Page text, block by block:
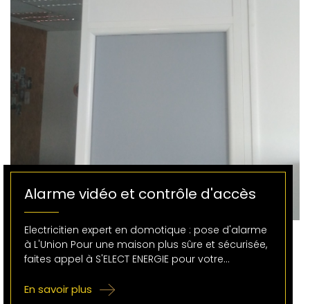
Alarme vidéo et contrôle d'accès
Electricitien expert en domotique : pose d'alarme
à L'Union Pour une maison plus sûre et sécurisée,
faites appel à S'ELECT ENERGIE pour votre…
En savoir plus